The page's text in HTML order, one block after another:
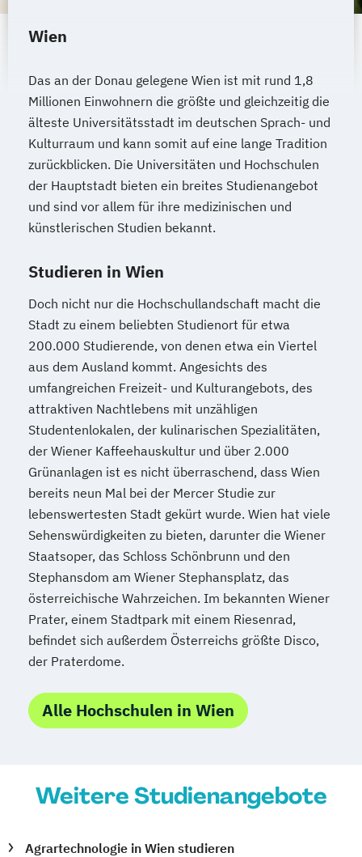
Wien
Das an der Donau gelegene Wien ist mit rund 1,8
Millionen Einwohnern die größte und gleichzeitig die
älteste Universitätsstadt im deutschen Sprach- und
Kulturraum und kann somit auf eine lange Tradition
zurückblicken. Die Universitäten und Hochschulen
der Hauptstadt bieten ein breites Studienangebot
und sind vor allem für ihre medizinischen und
künstlerischen Studien bekannt.
Studieren in Wien
Doch nicht nur die Hochschullandschaft macht die
Stadt zu einem beliebten Studienort für etwa
200.000 Studierende, von denen etwa ein Viertel
aus dem Ausland kommt. Angesichts des
umfangreichen Freizeit- und Kulturangebots, des
attraktiven Nachtlebens mit unzähligen
Studentenlokalen, der kulinarischen Spezialitäten,
der Wiener Kaffeehauskultur und über 2.000
Grünanlagen ist es nicht überraschend, dass Wien
bereits neun Mal bei der Mercer Studie zur
lebenswertesten Stadt gekürt wurde. Wien hat viele
Sehenswürdigkeiten zu bieten, darunter die Wiener
Staatsoper, das Schloss Schönbrunn und den
Stephansdom am Wiener Stephansplatz, das
österreichische Wahrzeichen. Im bekannten Wiener
Prater, einem Stadtpark mit einem Riesenrad,
befindet sich außerdem Österreichs größte Disco,
der Praterdome.
Alle Hochschulen in Wien
Weitere Studienangebote
Agrartechnologie in Wien studieren